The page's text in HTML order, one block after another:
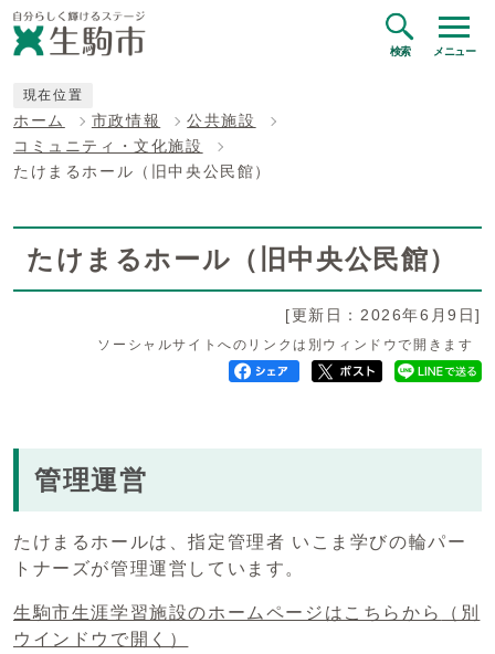
検索 メニュー
現在位置
ホーム 市政情報
公共施設
コミュニティ・文化施設
たけまるホール（旧中央公民館）
たけまるホール（旧中央公民館）
[更新日：2026年6月9日]
ソーシャルサイトへのリンクは別ウィンドウで開きます
管理運営
たけまるホールは、指定管理者 いこま学びの輪パー
トナーズが管理運営しています。
生駒市生涯学習施設のホームページはこちらから
（別
ウインドウで開く）